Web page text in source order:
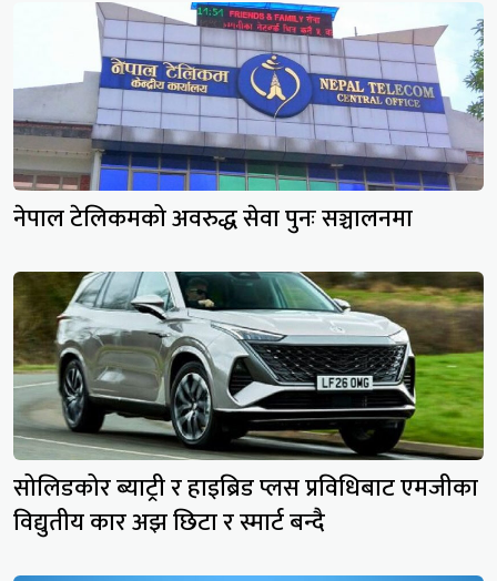
नेपाल टेलिकमको अवरुद्ध सेवा पुनः सञ्चालनमा
सोलिडकोर ब्याट्री र हाइब्रिड प्लस प्रविधिबाट एमजीका
विद्युतीय कार अझ छिटा र स्मार्ट बन्दै